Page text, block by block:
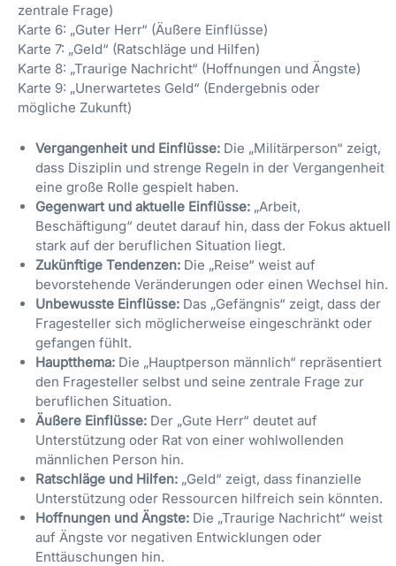
zentrale Frage)
Karte 6: „Guter Herr“ (Äußere Einflüsse)
Karte 7: „Geld“ (Ratschläge und Hilfen)
Karte 8: „Traurige Nachricht“ (Hoffnungen und Ängste)
Karte 9: „Unerwartetes Geld“ (Endergebnis oder
mögliche Zukunft)
Vergangenheit und Einflüsse: Die „Militärperson“ zeigt,
dass Disziplin und strenge Regeln in der Vergangenheit
eine große Rolle gespielt haben.
Gegenwart und aktuelle Einflüsse: „Arbeit,
Beschäftigung“ deutet darauf hin, dass der Fokus aktuell
stark auf der beruflichen Situation liegt.
Zukünftige Tendenzen: Die „Reise“ weist auf
bevorstehende Veränderungen oder einen Wechsel hin.
Unbewusste Einflüsse: Das „Gefängnis“ zeigt, dass der
Fragesteller sich möglicherweise eingeschränkt oder
gefangen fühlt.
Hauptthema: Die „Hauptperson männlich“ repräsentiert
den Fragesteller selbst und seine zentrale Frage zur
beruflichen Situation.
Äußere Einflüsse: Der „Gute Herr“ deutet auf
Unterstützung oder Rat von einer wohlwollenden
männlichen Person hin.
Ratschläge und Hilfen: „Geld“ zeigt, dass finanzielle
Unterstützung oder Ressourcen hilfreich sein könnten.
Hoffnungen und Ängste: Die „Traurige Nachricht“ weist
auf Ängste vor negativen Entwicklungen oder
Enttäuschungen hin.